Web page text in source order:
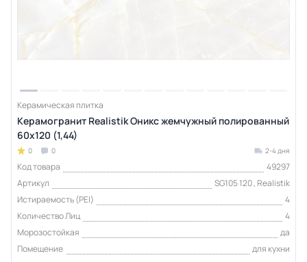
Керамическая плитка
Керамогранит Realistik Оникс жемчужный полированный
60х120 (1,44)
0 0 2-4 дня
Код товара
49297
Артикул
SG105 120 , Realistik
Истираемость (PEI)
4
Количество Лиц
4
Морозостойкая
да
Помещение
для кухни